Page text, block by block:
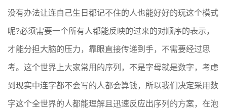
没有办法让连自己生日都记不住的人也能好好的玩这个模式
呢?必须需要一个所有人都能反映的过来的对顺序的表示，
才能分担大脑的压力，靠眼直接传递到手，不需要经过思
考。这个世界上大家常用的序列，不是字母就是数字，考虑
到现实中连字都不会写的人都会算钱，所以我们决定采用数
字这个全世界的人都能理解且迅速反应出序列的方案，在泡